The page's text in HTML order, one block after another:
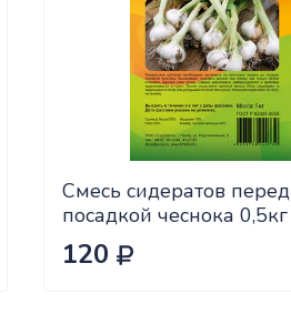
Смесь сидератов перед
посадкой чеснока 0,5кг
САДОВИТА (25/30)
120